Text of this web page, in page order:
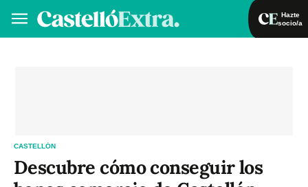
Hazte
socio/a
CASTELLÓN
Descubre cómo conseguir los